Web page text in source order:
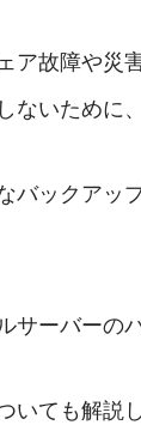
ア故障や災
ないために
バックアッ
サーバーの
いても解説